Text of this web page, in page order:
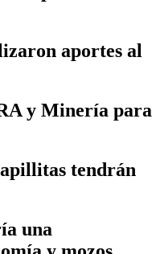
aportes al
y Minería para
tendrán
una